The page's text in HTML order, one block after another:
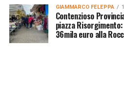
GIAMMARCO FELEPPA
Contenzioso
piazza
36mila euro alla